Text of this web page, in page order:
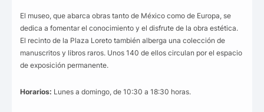
El museo, que abarca obras tanto de México como de Europa, se
dedica a fomentar el conocimiento y el disfrute de la obra estética.
El recinto de la Plaza Loreto también alberga una colección de
manuscritos y libros raros. Unos 140 de ellos circulan por el espacio
de exposición permanente.
Horarios: Lunes a domingo, de 10:30 a 18:30 horas.